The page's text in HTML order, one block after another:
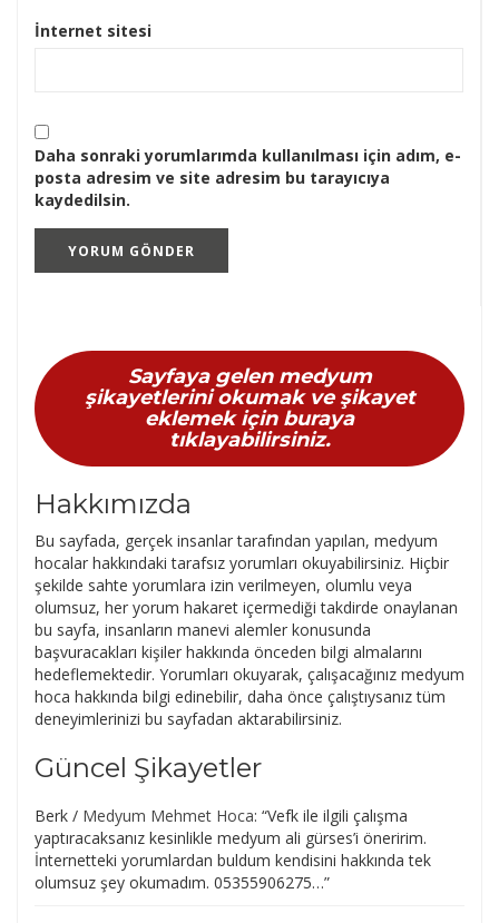
İnternet sitesi
Daha sonraki yorumlarımda kullanılması için adım, e-
posta adresim ve site adresim bu tarayıcıya
kaydedilsin.
Sayfaya gelen medyum
şikayetlerini okumak ve şikayet
eklemek için buraya
tıklayabilirsiniz.
Hakkımızda
Bu sayfada, gerçek insanlar tarafından yapılan, medyum
hocalar hakkındaki tarafsız yorumları okuyabilirsiniz. Hiçbir
şekilde sahte yorumlara izin verilmeyen, olumlu veya
olumsuz, her yorum hakaret içermediği takdirde onaylanan
bu sayfa, insanların manevi alemler konusunda
başvuracakları kişiler hakkında önceden bilgi almalarını
hedeflemektedir. Yorumları okuyarak, çalışacağınız medyum
hoca hakkında bilgi edinebilir, daha önce çalıştıysanız tüm
deneyimlerinizi bu sayfadan aktarabilirsiniz.
Güncel Şikayetler
Berk / Medyum Mehmet Hoca: “Vefk ile ilgili çalışma
yaptıracaksanız kesinlikle medyum ali gürses’i öneririm.
İnternetteki yorumlardan buldum kendisini hakkında tek
olumsuz şey okumadım. 05355906275…”